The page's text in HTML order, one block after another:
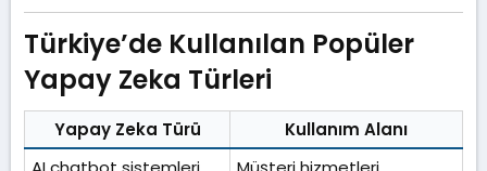
Türkiye’de Kullanılan Popüler
Yapay Zeka Türleri​
Yapay Zeka Türü
Kullanım Alanı